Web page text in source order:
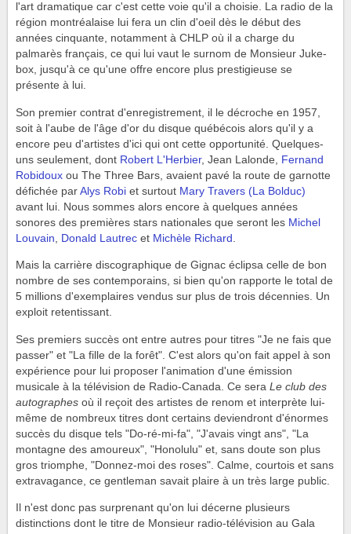
l'art dramatique car c'est cette voie qu'il a choisie. La radio de la
région montréalaise lui fera un clin d'oeil dès le début des
années cinquante, notamment à CHLP où il a charge du
palmarès français, ce qui lui vaut le surnom de Monsieur Juke-
box, jusqu'à ce qu'une offre encore plus prestigieuse se
présente à lui.
Son premier contrat d'enregistrement, il le décroche en 1957,
soit à l'aube de l'âge d'or du disque québécois alors qu'il y a
encore peu d'artistes d'ici qui ont cette opportunité. Quelques-
uns seulement, dont Robert L'Herbier, Jean Lalonde,
Fernand
Robidoux ou The Three Bars, avaient pavé la route de garnotte
défichée par Alys Robi et surtout Mary Travers (La Bolduc)
avant lui. Nous sommes alors encore à quelques années
sonores des premières stars nationales que seront les Michel
Louvain
Donald Lautrec et Michèle Richard
Mais la carrière discographique de Gignac éclipsa celle de bon
nombre de ses contemporains, si bien qu'on rapporte le total de
5 millions d'exemplaires vendus sur plus de trois décennies. Un
exploit retentissant.
Ses premiers succès ont entre autres pour titres "Je ne fais que
passer" et "La fille de la forêt". C'est alors qu'on fait appel à son
expérience pour lui proposer l'animation d'une émission
musicale à la télévision de Radio-Canada. Ce sera Le club des
autographes où il reçoit des artistes de renom et interprète lui-
même de nombreux titres dont certains deviendront d'énormes
succès du disque tels "Do-ré-mi-fa", "J'avais vingt ans", "La
montagne des amoureux", "Honolulu" et, sans doute son plus
gros triomphe, "Donnez-moi des roses". Calme, courtois et sans
extravagance, ce gentleman savait plaire à un très large public.
Il n'est donc pas surprenant qu'on lui décerne plusieurs
distinctions dont le titre de Monsieur radio-télévision au Gala